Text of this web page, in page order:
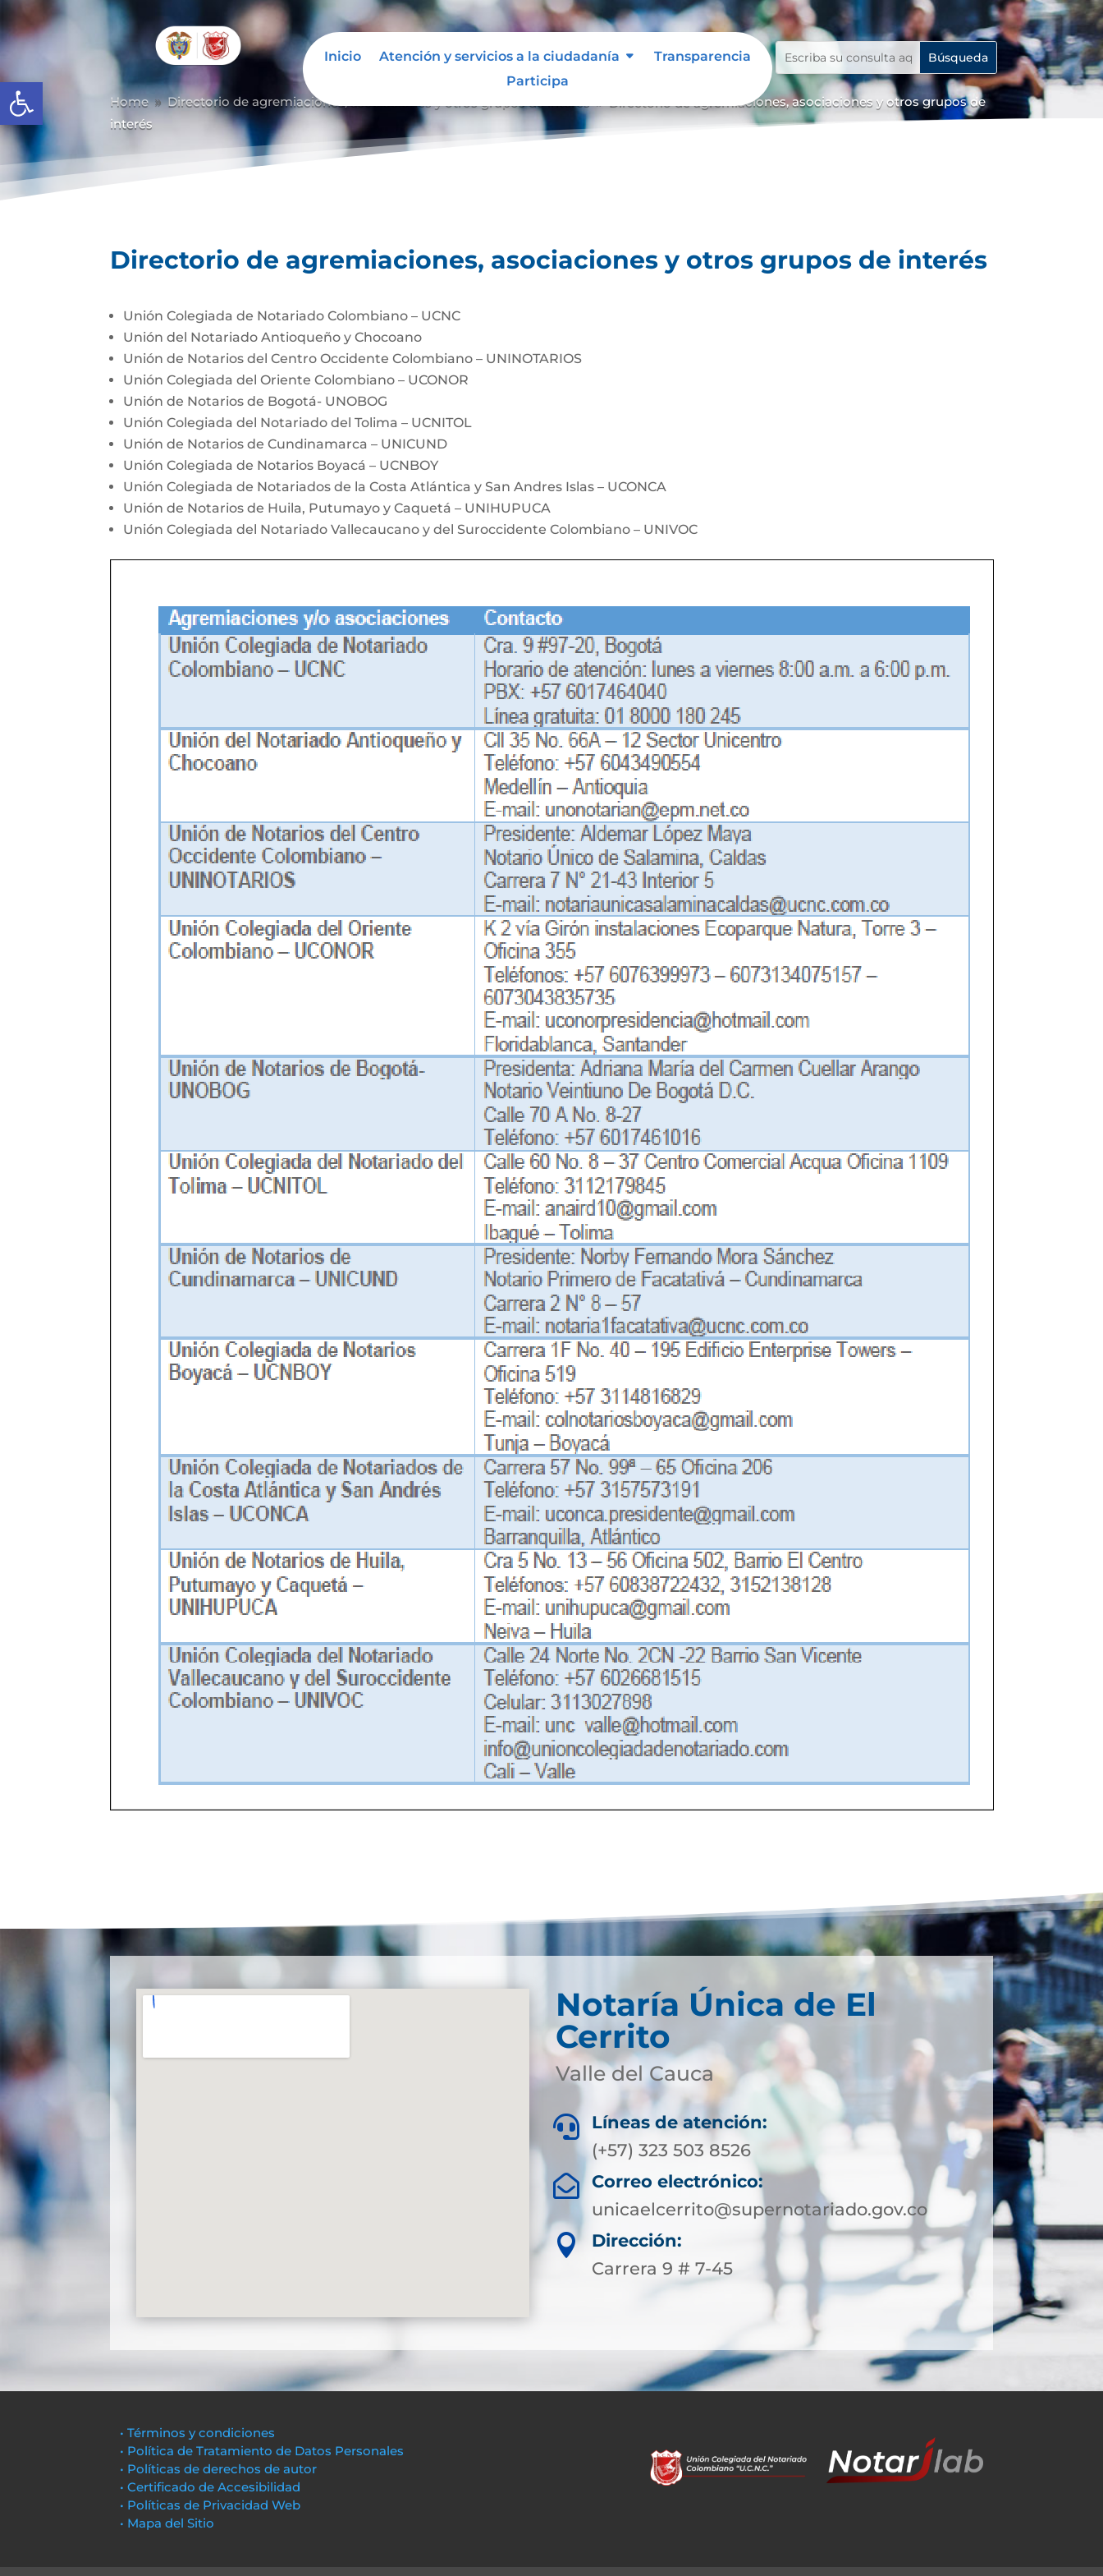
Abrir barra de herramientas
Inicio Atención y servicios a la ciudadanía
Transparencia
Participa
Home 9 Directorio de agremiaciones, asociaciones y otros grupos de interés
Directorio de agremiaciones, asociaciones y otros grupos de
interés
Directorio de agremiaciones, asociaciones y otros grupos de interés
Unión Colegiada de Notariado Colombiano – UCNC
Unión del Notariado Antioqueño y Chocoano
Unión de Notarios del Centro Occidente Colombiano – UNINOTARIOS
Unión Colegiada del Oriente Colombiano – UCONOR
Unión de Notarios de Bogotá- UNOBOG
Unión Colegiada del Notariado del Tolima – UCNITOL
Unión de Notarios de Cundinamarca – UNICUND
Unión Colegiada de Notarios Boyacá – UCNBOY
Unión Colegiada de Notariados de la Costa Atlántica y San Andres Islas – UCONCA
Unión de Notarios de Huila, Putumayo y Caquetá – UNIHUPUCA
Unión Colegiada del Notariado Vallecaucano y del Suroccidente Colombiano – UNIVOC
Notaría Única de El
Cerrito
Valle del Cauca

Líneas de atención:
(+57) 323 503 8526

Correo electrónico:
unicaelcerrito@supernotariado.gov.co

Dirección:
Carrera 9 # 7-45
• Términos y condiciones
• Política de Tratamiento de Datos Personales
• Políticas de derechos de autor
• Certificado de Accesibilidad
• Políticas de Privacidad Web
• Mapa del Sitio